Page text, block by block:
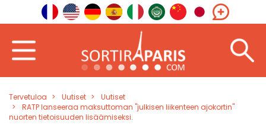
Tervetuloa Uutiset
Uutiset
RATP lanseeraa maksuttoman "julkisen liikenteen ajokortin"
nuorten tietoisuuden lisäämiseksi.